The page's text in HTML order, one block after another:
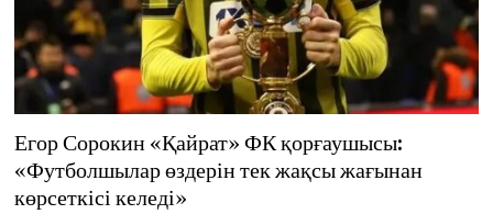
Егор Сорокин «Қайрат» ФК қорғаушысы:
«Футболшылар өздерін тек жақсы жағынан
көрсеткісі келеді»